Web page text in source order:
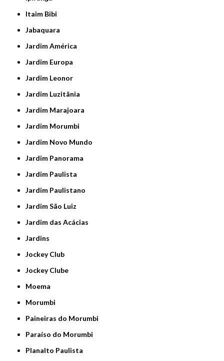
Itaim Bibi
Jabaquara
Jardim América
Jardim Europa
Jardim Leonor
Jardim Luzitânia
Jardim Marajoara
Jardim Morumbi
Jardim Novo Mundo
Jardim Panorama
Jardim Paulista
Jardim Paulistano
Jardim São Luiz
Jardim das Acácias
Jardins
Jockey Club
Jockey Clube
Moema
Morumbi
Paineiras do Morumbi
Paraíso do Morumbi
Planalto Paulista